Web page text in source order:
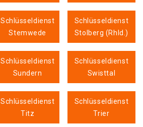
Schlüsseldienst
Stemwede
Schlüsseldienst
Stolberg (Rhld.)
Schlüsseldienst
Sundern
Schlüsseldienst
Swisttal
Schlüsseldienst
Titz
Schlüsseldienst
Trier